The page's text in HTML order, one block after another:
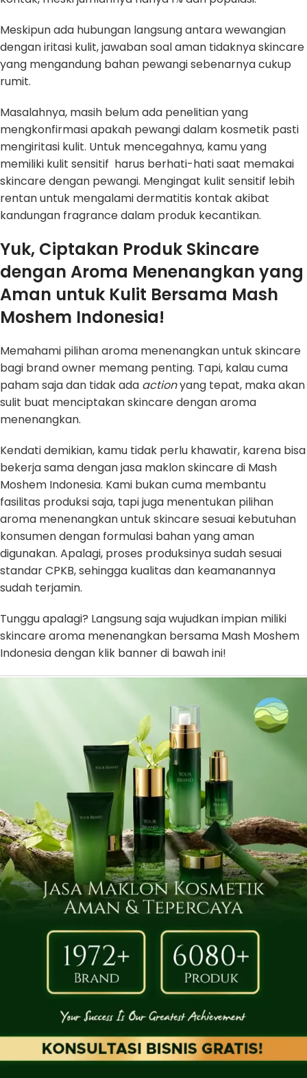
Meskipun ada hubungan langsung antara wewangian
dengan iritasi kulit, jawaban soal aman tidaknya skincare
yang mengandung bahan pewangi sebenarnya cukup
rumit.
Masalahnya, masih belum ada penelitian yang
mengkonfirmasi apakah pewangi dalam kosmetik pasti
mengiritasi kulit. Untuk mencegahnya, kamu yang
memiliki kulit sensitif harus berhati-hati saat memakai
skincare dengan pewangi. Mengingat kulit sensitif lebih
rentan untuk mengalami dermatitis kontak akibat
kandungan fragrance dalam produk kecantikan.
Yuk, Ciptakan Produk Skincare
dengan Aroma Menenangkan yang
Aman untuk Kulit Bersama Mash
Moshem Indonesia!
Memahami pilihan aroma menenangkan untuk skincare
bagi brand owner memang penting. Tapi, kalau cuma
paham saja dan tidak ada actionyang tepat, maka akan
sulit buat menciptakan skincare dengan aroma
menenangkan.
Kendati demikian, kamu tidak perlu khawatir, karena bisa
bekerja sama dengan jasa maklon skincare di Mash
Moshem Indonesia. Kami bukan cuma membantu
fasilitas produksi saja, tapi juga menentukan pilihan
aroma menenangkan untuk skincare sesuai kebutuhan
konsumen dengan formulasi bahan yang aman
digunakan. Apalagi, proses produksinya sudah sesuai
standar CPKB, sehingga kualitas dan keamanannya
sudah terjamin.
Tunggu apalagi? Langsung saja wujudkan impian miliki
skincare aroma menenangkan bersama Mash Moshem
Indonesia dengan klik banner di bawah ini!